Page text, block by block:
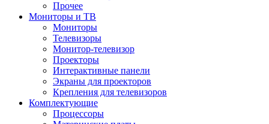
Прочее
Мониторы и ТВ
Мониторы
Телевизоры
Монитор-телевизор
Проекторы
Интерактивные панели
Экраны для проекторов
Крепления для телевизоров
Комплектующие
Процессоры